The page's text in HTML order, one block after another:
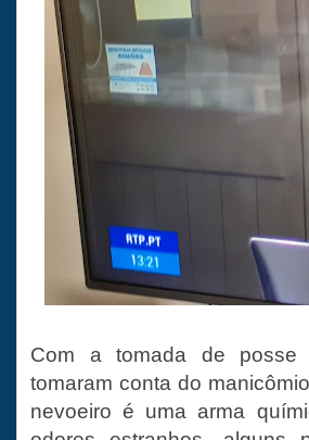
Com a tomada de posse
tomaram conta do
nevoeiro é uma arma